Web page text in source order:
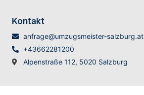
Kontakt
anfrage@umzugsmeister-salzburg.at
+43662281200
Alpenstraße 112, 5020 Salzburg